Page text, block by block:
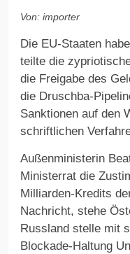
Von: importer
Die EU-Staaten
teilte die
die Freigabe des
die Druschba-
Sanktionen auf den
schriftlichen
Außenministerin
Ministerrat die
Milliarden-Kredits
Nachricht, stehe
Russland stelle mit
Blockade-Haltung